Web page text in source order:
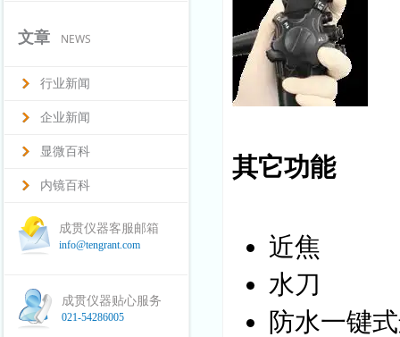
文章 NEWS
行业新闻
企业新闻
显微百科
内镜百科
成贯仪器客服邮箱
info@tengrant.com
成贯仪器贴心服务
021-54286005
其它功能
近焦
水刀
防水一键